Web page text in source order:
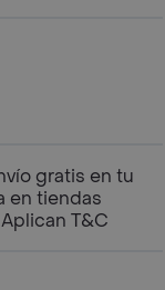
gratis en tu
en tiendas
T&C